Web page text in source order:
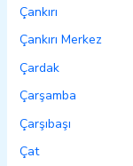
Çankırı
Çankırı Merkez
Çardak
Çarşamba
Çarşıbaşı
Çat